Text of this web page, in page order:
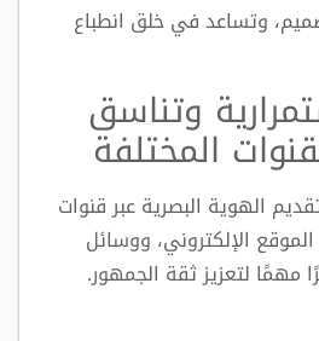
وتساعد في خلق انطباع
وتناسق
المختلفة
الهوية البصرية عبر قنوات
الإلكتروني، ووسائل
مهمًا لتعزيز ثقة الجمهور.